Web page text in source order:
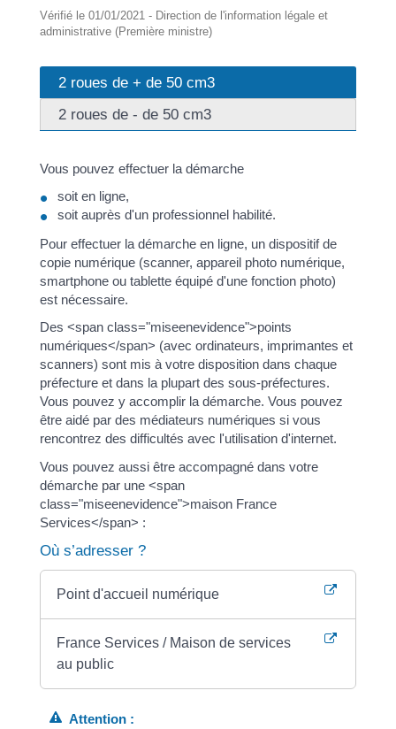
Vérifié le 01/01/2021 - Direction de l'information légale et
administrative (Première ministre)
2 roues de + de 50 cm3
2 roues de - de 50 cm3
Vous pouvez effectuer la démarche
soit en ligne,
soit auprès d'un professionnel habilité.
Pour effectuer la démarche en ligne, un dispositif de
copie numérique (scanner, appareil photo numérique,
smartphone ou tablette équipé d'une fonction photo)
est nécessaire.
Des <span class="miseenevidence">points
numériques</span> (avec ordinateurs, imprimantes et
scanners) sont mis à votre disposition dans chaque
préfecture et dans la plupart des sous-préfectures.
Vous pouvez y accomplir la démarche. Vous pouvez
être aidé par des médiateurs numériques si vous
rencontrez des difficultés avec l'utilisation d'internet.
Vous pouvez aussi être accompagné dans votre
démarche par une <span
class="miseenevidence">maison France
Services</span> :
Où s’adresser ?
Point d'accueil numérique
France Services / Maison de services
au public
Attention :